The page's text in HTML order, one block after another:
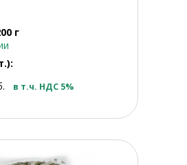
г
в т.ч. НДС 5%